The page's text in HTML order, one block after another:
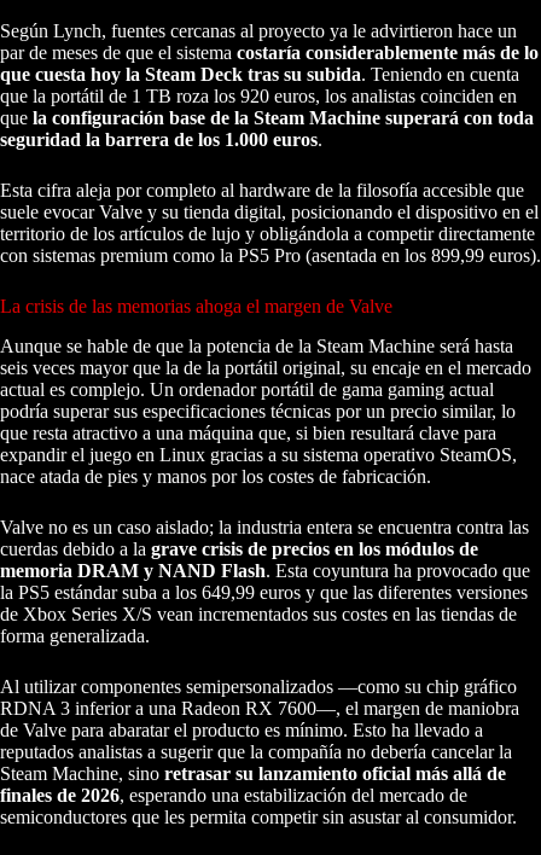
Según Lynch, fuentes cercanas al proyecto ya le advirtieron hace un
par de meses de que el sistema costaría considerablemente más de lo
que cuesta hoy la Steam Deck tras su subida. Teniendo en cuenta
que la portátil de 1 TB roza los 920 euros, los analistas coinciden en
que la configuración base de la Steam Machine superará con toda
seguridad la barrera de los 1.000 euros.
Esta cifra aleja por completo al hardware de la filosofía accesible que
suele evocar Valve y su tienda digital, posicionando el dispositivo en el
territorio de los artículos de lujo y obligándola a competir directamente
con sistemas premium como la PS5 Pro (asentada en los 899,99 euros).
La crisis de las memorias ahoga el margen de Valve
Aunque se hable de que la potencia de la Steam Machine será hasta
seis veces mayor que la de la portátil original, su encaje en el mercado
actual es complejo. Un ordenador portátil de gama gaming actual
podría superar sus especificaciones técnicas por un precio similar, lo
que resta atractivo a una máquina que, si bien resultará clave para
expandir el juego en Linux gracias a su sistema operativo SteamOS,
nace atada de pies y manos por los costes de fabricación.
Valve no es un caso aislado; la industria entera se encuentra contra las
cuerdas debido a la grave crisis de precios en los módulos de
memoria DRAM y NAND Flash. Esta coyuntura ha provocado que
la PS5 estándar suba a los 649,99 euros y que las diferentes versiones
de Xbox Series X/S vean incrementados sus costes en las tiendas de
forma generalizada.
Al utilizar componentes semipersonalizados —como su chip gráfico
RDNA 3 inferior a una Radeon RX 7600—, el margen de maniobra
de Valve para abaratar el producto es mínimo. Esto ha llevado a
reputados analistas a sugerir que la compañía no debería cancelar la
Steam Machine, sino retrasar su lanzamiento oficial más allá de
finales de 2026, esperando una estabilización del mercado de
semiconductores que les permita competir sin asustar al consumidor.